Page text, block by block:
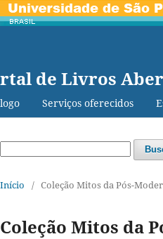
de Livros
Serviços oferecidos
Início / Coleção Mitos da Pós-
Coleção Mitos da